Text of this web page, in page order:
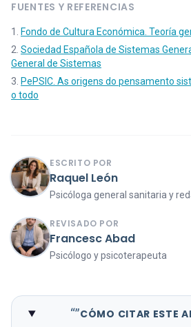
FUENTES Y REFERENCIAS
Fondo de Cultura Económica. Teoría
Sociedad Española de Sistemas
General de Sistemas
PePSIC. As origens do pensamento
o todo
ESCRITO POR
Raquel León
Psicóloga general sanitaria y
REVISADO POR
Francesc Abad
Psicólogo y psicoterapeuta
“”CÓMO CITAR ESTE